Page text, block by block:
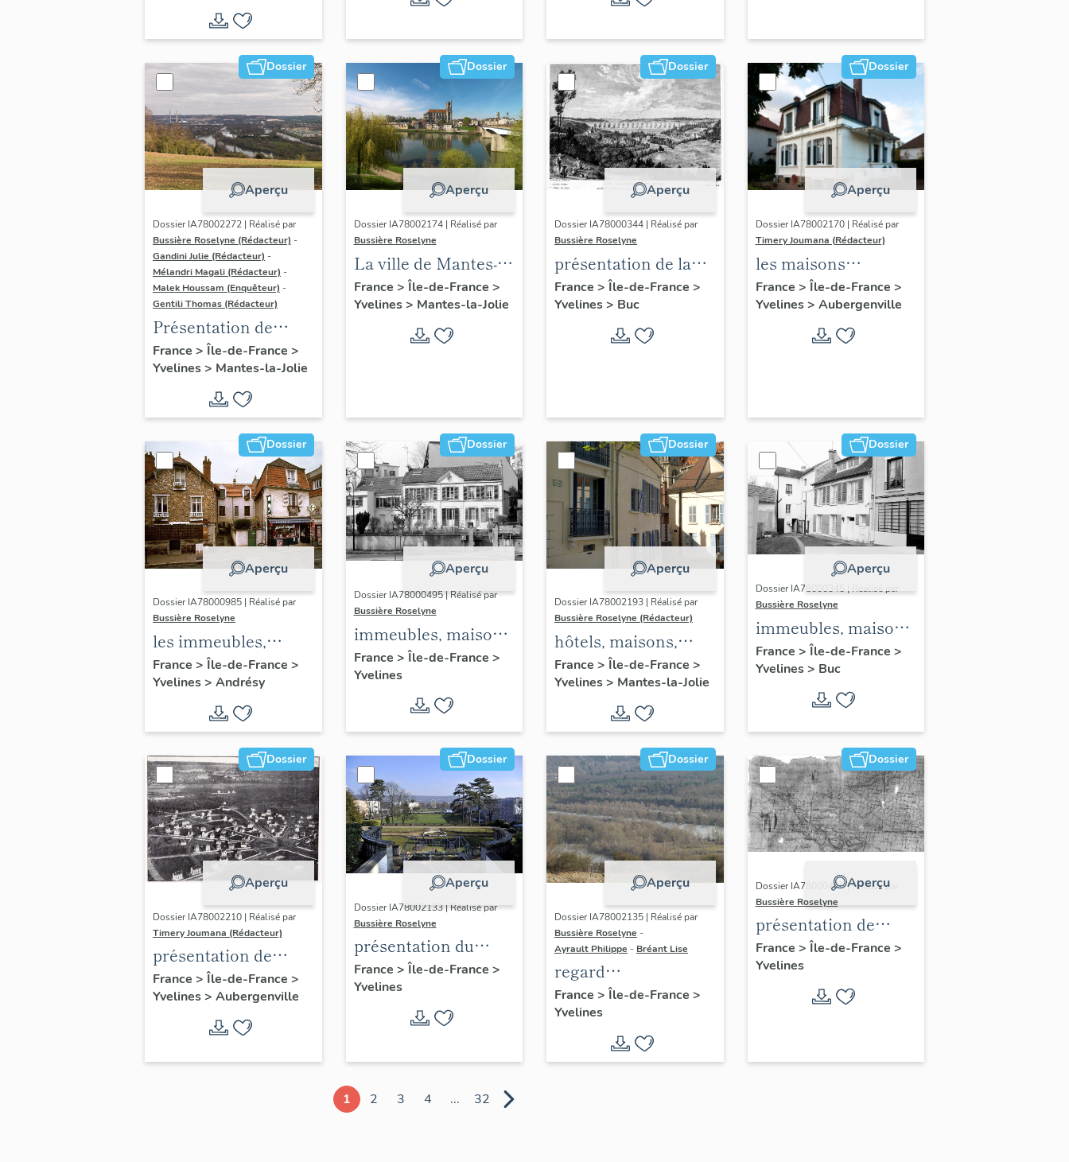
Dossier
Aperçu
Dossier IA78002272 | Réalisé par
Bussière Roselyne (Rédacteur) -
Gandini Julie (Rédacteur) -
Mélandri Magali (Rédacteur) -
Malek Houssam (Enquêteur) -
Gentili Thomas (Rédacteur)
Présentation de
l'étude
France > Île-de-France >
Yvelines> Mantes-la-Jolie
Dossier
Aperçu
Dossier IA78002174 | Réalisé par
Bussière Roselyne
La ville de Mantes-la-
Jolie
France > Île-de-France >
Yvelines> Mantes-la-Jolie
Dossier
Aperçu
Dossier IA78000344 | Réalisé par
Bussière Roselyne
présentation de la
commune de Buc
France > Île-de-France >
Yvelines> Buc
Dossier
Aperçu
Dossier IA78002170 | Réalisé par
Timery Joumana (Rédacteur)
les maisons
d'Elisabethville
France > Île-de-France >
Yvelines> Aubergenville
Dossier
Aperçu
Dossier IA78000985 | Réalisé par
Bussière Roselyne
les immeubles,
maisons et fermes
du canton d'Andrésy
France > Île-de-France >
Yvelines> Andrésy
Dossier
Aperçu
Dossier IA78000495 | Réalisé par
Bussière Roselyne
immeubles, maisons,
fermes
France > Île-de-France >
Yvelines
Dossier
Aperçu
Dossier IA78002193 | Réalisé par
Bussière Roselyne (Rédacteur)
hôtels, maisons,
immeubles
France > Île-de-France >
Yvelines> Mantes-la-Jolie
Dossier
Aperçu
Dossier IA78000345 | Réalisé par
Bussière Roselyne
immeubles, maisons,
fermes
France > Île-de-France >
Yvelines> Buc
Dossier
Aperçu
Dossier IA78002210 | Réalisé par
Timery Joumana (Rédacteur)
présentation de
l'étude
d'Elisabethville
France > Île-de-France >
Yvelines> Aubergenville
Dossier
Aperçu
Dossier IA78002133 | Réalisé par
Bussière Roselyne
présentation du
diagnostic
patrimonial, urbain
et paysager de Seine-
France > Île-de-France >
Yvelines
Dossier
Aperçu
Dossier IA78002135 | Réalisé par
Bussière Roselyne -
Ayrault Philippe - Bréant Lise
regard
photographique sur
le territoire de Seine-
France > Île-de-France >
Yvelines
Dossier
Aperçu
Dossier IA78000496 | Réalisé par
Bussière Roselyne
présentation de
l'étude du
patrimoine de l'aire
d'étude Versailles
périphérie sud
France > Île-de-France >
Yvelines
1 2 3 4 ... 32